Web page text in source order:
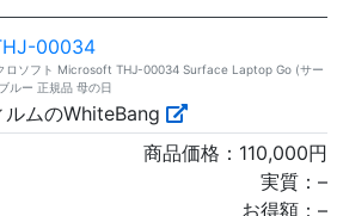
00034
クロソフト Microsoft THJ-00034 Surface Laptop Go (サー
ルー 正規品 母の日
ルムのWhiteBang
商品価格： 110,000円
実質： –
お得額： –